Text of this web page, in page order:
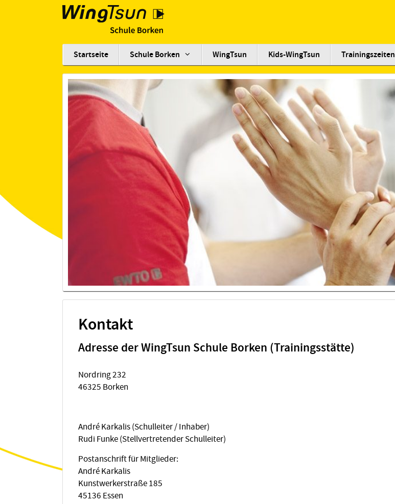
Startseite Schule Borken WingTsun Kids-WingTsun Trainingszeiten
Kontakt
Adresse der WingTsun Schule Borken (Trainingsstätte)
Nordring 232
46325 Borken
André Karkalis (Schulleiter / Inhaber)
Rudi Funke (Stellvertretender Schulleiter)
Postanschrift für Mitglieder:
André Karkalis
Kunstwerkerstraße 185
45136 Essen